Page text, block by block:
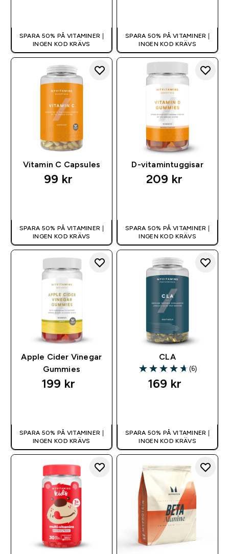
SPARA 50% PÅ VITAMINER |
INGEN KOD KRÄVS
SPARA 50% PÅ VITAMINER |
INGEN KOD KRÄVS
Vitamin C Capsules
99 kr‎
SPARA 50% PÅ VITAMINER |
INGEN KOD KRÄVS
D-vitamintuggisar
209 kr‎
SPARA 50% PÅ VITAMINER |
INGEN KOD KRÄVS
Apple Cider Vinegar
Gummies
199 kr‎
SPARA 50% PÅ VITAMINER |
INGEN KOD KRÄVS
CLA
4.67 out of 5 stars
(6)
169 kr‎
SPARA 50% PÅ VITAMINER |
INGEN KOD KRÄVS